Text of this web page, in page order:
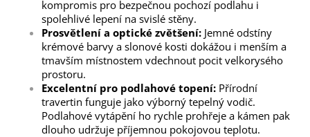
kompromis pro bezpečnou pochozí podlahu i
spolehlivé lepení na svislé stěny.
Prosvětlení a optické zvětšení: Jemné odstíny
krémové barvy a slonové kosti dokážou i menším a
tmavším místnostem vdechnout pocit velkorysého
prostoru.
Excelentní pro podlahové topení: Přírodní
travertin funguje jako výborný tepelný vodič.
Podlahové vytápění ho rychle prohřeje a kámen pak
dlouho udržuje příjemnou pokojovou teplotu.